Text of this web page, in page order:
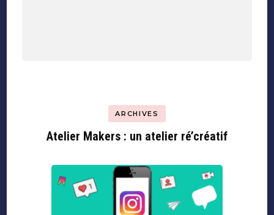
ARCHIVES
Atelier Makers : un atelier ré’créatif